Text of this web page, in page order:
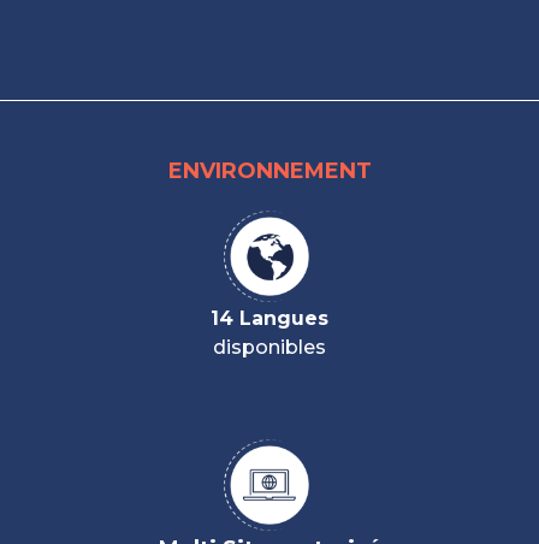
ENVIRONNEMENT
14 Langues
disponibles